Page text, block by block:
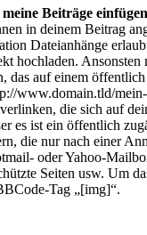
Beiträge
in deinem Beitrag
Dateianhänge
hochladen. Ansonsten
das auf einem
www.domain.tld/
die sich auf
es ist ein öffentlich
die nur nach einer
oder Yahoo-
Seiten usw. Um
Tag „[img]“.